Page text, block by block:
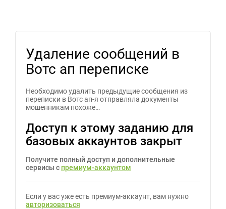
Удаление сообщений в
Вотс ап переписке
Необходимо удалить предыдущие сообщения из
переписки в Вотс ап-я отправляла документы
мошенникам похоже…
Доступ к этому заданию для
базовых аккаунтов закрыт
Получите полный доступ и дополнительные
сервисы с премиум-аккаунтом
Если у вас уже есть премиум-аккаунт, вам нужно
авторизоваться